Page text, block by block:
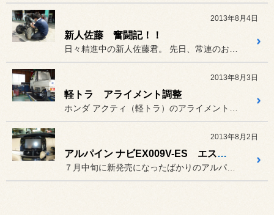
2013年8月4日
新人佐藤 奮闘記！！
2013年8月3日
軽トラ アライメント調整
2013年8月2日
アルパイン ナビEX009V-ES エスティマ用